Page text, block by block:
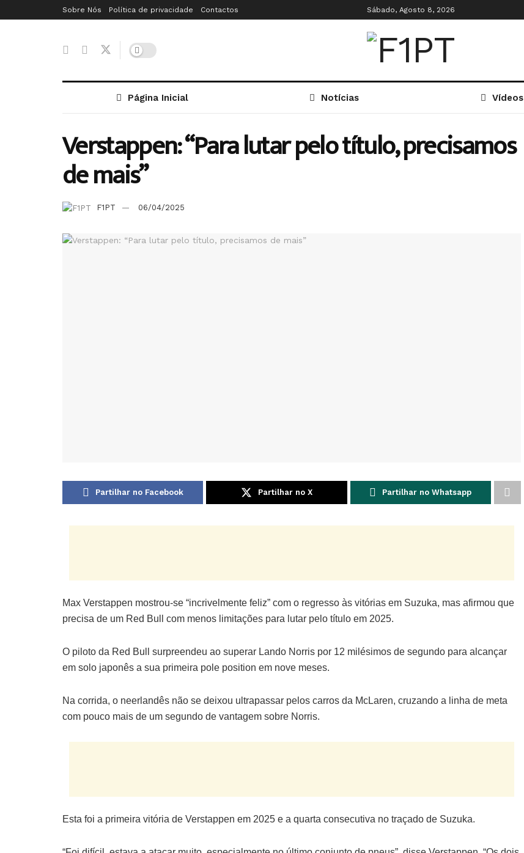
Sobre Nós Política de privacidade Contactos Sábado, Agosto 8, 2026
Página Inicial Notícias Vídeos
Verstappen: “Para lutar pelo título, precisamos
de mais”
F1PT 06/04/2025
Partilhar no Facebook Partilhar no X Partilhar no Whatsapp
Max Verstappen mostrou-se “incrivelmente feliz” com o regresso às vitórias em Suzuka, mas afirmou que
precisa de um Red Bull com menos limitações para lutar pelo título em 2025.
O piloto da Red Bull surpreendeu ao superar Lando Norris por 12 milésimos de segundo para alcançar
em solo japonês a sua primeira pole position em nove meses.
Na corrida, o neerlandês não se deixou ultrapassar pelos carros da McLaren, cruzando a linha de meta
com pouco mais de um segundo de vantagem sobre Norris.
Esta foi a primeira vitória de Verstappen em 2025 e a quarta consecutiva no traçado de Suzuka.